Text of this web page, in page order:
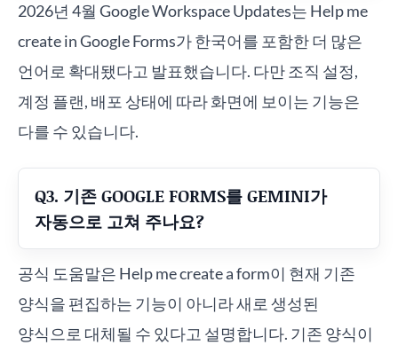
2026년 4월 Google Workspace Updates는 Help me
create in Google Forms가 한국어를 포함한 더 많은
언어로 확대됐다고 발표했습니다. 다만 조직 설정,
계정 플랜, 배포 상태에 따라 화면에 보이는 기능은
다를 수 있습니다.
Q3. 기존 GOOGLE FORMS를 GEMINI가
자동으로 고쳐 주나요?
공식 도움말은 Help me create a form이 현재 기존
양식을 편집하는 기능이 아니라 새로 생성된
양식으로 대체될 수 있다고 설명합니다. 기존 양식이